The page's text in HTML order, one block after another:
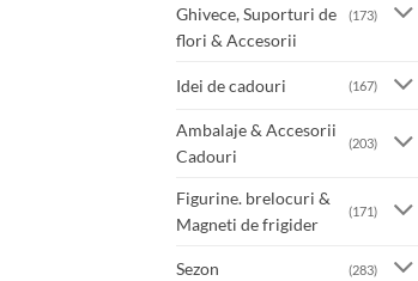
Ghivece, Suporturi de
flori & Accesorii
(173)
Idei de cadouri (167)
Ambalaje & Accesorii
Cadouri
(203)
Figurine. brelocuri &
Magneti de frigider
(171)
Sezon (283)